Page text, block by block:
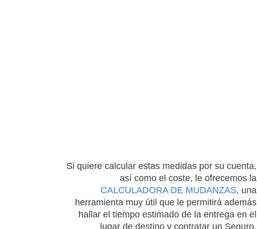
Si quiere calcular estas medidas por su cuenta,
así como el coste, le ofrecemos la
CALCULADORA DE MUDANZAS, una
herramienta muy útil que le permitirá además
hallar el tiempo estimado de la entrega en el
lugar de destino y contratar un Seguro.